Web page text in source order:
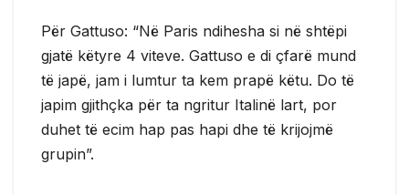
Për Gattuso: “Në Paris ndihesha si në shtëpi
gjatë këtyre 4 viteve. Gattuso e di çfarë mund
të japë, jam i lumtur ta kem prapë këtu. Do të
japim gjithçka për ta ngritur Italinë lart, por
duhet të ecim hap pas hapi dhe të krijojmë
grupin”.